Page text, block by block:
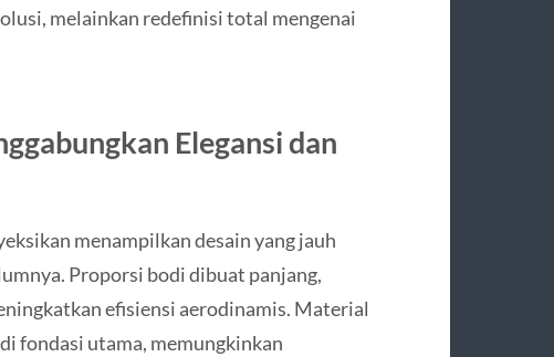
melainkan redefinisi total mengenai
Elegansi dan
menampilkan desain yang jauh
Proporsi bodi dibuat panjang,
efisiensi aerodinamis. Material
fondasi utama, memungkinkan